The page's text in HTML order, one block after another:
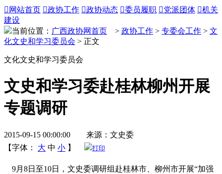
 网站首页 政协工作 政协动态 委员履职 党派团体 机关
建设
当前位置： 广西政协网首页 > 政协工作 > 专委会工作 > 文
化文史和学习委员会 > 正文
文化文史和学习委员会
文史和学习委赴桂林柳州开展
专题调研
2015-09-15 00:00:00 来源：文史委
【字体：
大 中 小 】 打印
9月8日至10日，文史委调研组赴桂林市、柳州市开展“加强